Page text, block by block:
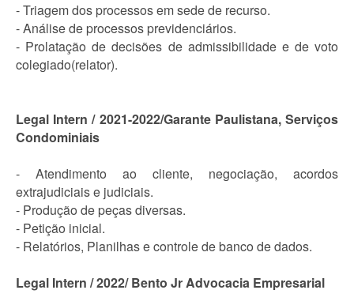
- Triagem dos processos em sede de recurso.
- Análise de processos previdenciários.
- Prolatação de decisões de admissibilidade e de voto
colegiado(relator).
Legal Intern / 2021-2022/Garante Paulistana, Serviços
Condominiais
- Atendimento ao cliente, negociação, acordos
extrajudiciais e judiciais.
- Produção de peças diversas.
- Petição inicial.
- Relatórios, Planilhas e controle de banco de dados.
Legal Intern / 2022/ Bento Jr Advocacia Empresarial